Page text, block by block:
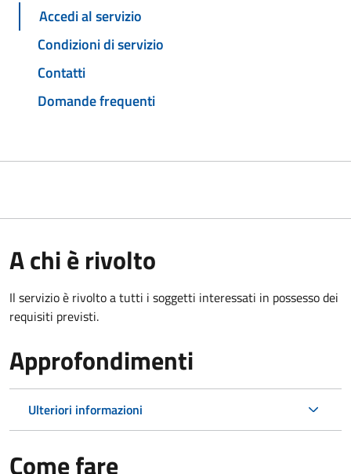
Accedi al servizio
Condizioni di servizio
Contatti
Domande frequenti
A chi è rivolto
Il servizio è rivolto a tutti i soggetti interessati in possesso dei
requisiti previsti.
Approfondimenti
Ulteriori informazioni
Come fare